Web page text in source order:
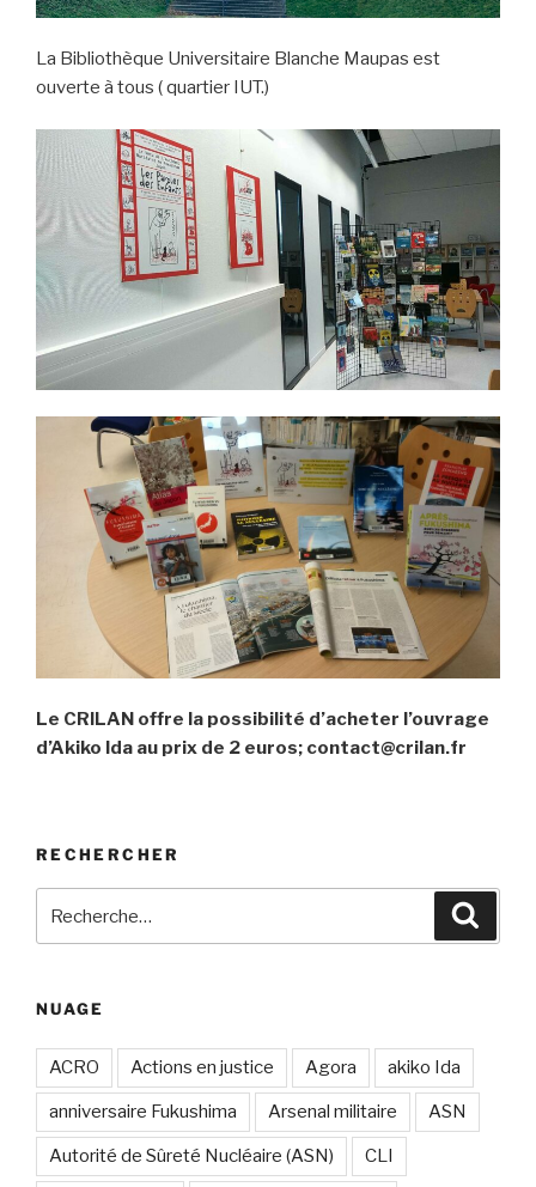
La Bibliothèque Universitaire Blanche Maupas est
ouverte à tous ( quartier IUT.)
Le CRILAN offre la possibilité d’acheter l’ouvrage
d’Akiko Ida au prix de 2 euros; contact@crilan.fr
RECHERCHER
pour
NUAGE
ACRO Actions en justice Agora akiko Ida
anniversaire Fukushima Arsenal militaire ASN
Autorité de Sûreté Nucléaire (ASN) CLI